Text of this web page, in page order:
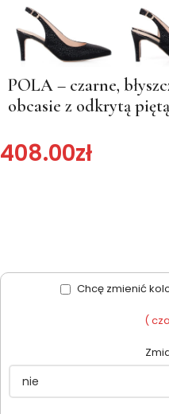
POLA – czarne,
obcasie z odkrytą piętą
408.00zł
Chcę zmienić
(